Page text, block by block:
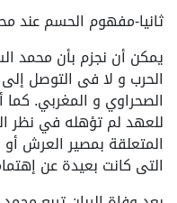
ثانيا-مفهوم الحسم عند
يمكن أن نجزم بأن محمد
الحرب و لا فى التوصل إلى
الصحراوي و المغربي.
للعهد لم تؤهله في نظر
المتعلقة بمصير العرش
التى كانت بعيدة عن